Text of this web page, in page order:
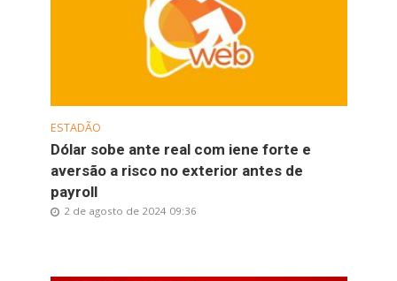
ESTADÃO
Dólar sobe ante real com iene forte e
aversão a risco no exterior antes de
payroll
2 de agosto de 2024 09:36